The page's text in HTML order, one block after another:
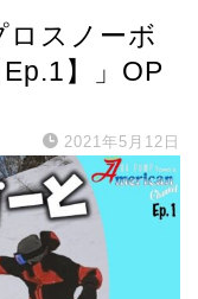
ロスノーボ
】」OP
2021年5月12日